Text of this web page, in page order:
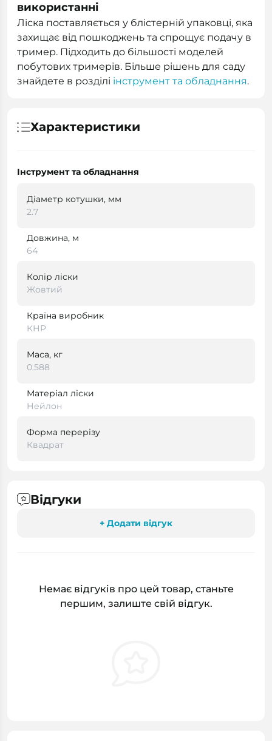
використанні
Ліска поставляється у блістерній упаковці, яка
захищає від пошкоджень та спрощує подачу в
тример. Підходить до більшості моделей
побутових тримерів. Більше рішень для саду
знайдете в розділі інструмент та обладнання.
Характеристики
Інструмент та обладнання
Діаметр котушки, мм
2.7
Довжина, м
64
Колір ліски
Жовтий
Країна виробник
КНР
Маса, кг
0.588
Матеріал ліски
Нейлон
Форма перерізу
Квадрат
Відгуки
+ Додати відгук
Немає відгуків про цей товар, станьте
першим, залиште свій відгук.